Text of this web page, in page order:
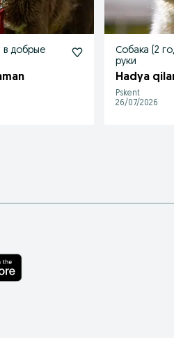
в добрые
Собака (2
руки
Hadya
Pskent
26/07/2026